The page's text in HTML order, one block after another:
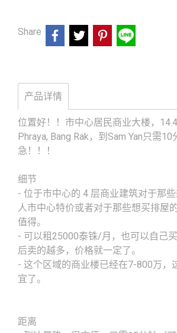
Share
产品详情
位置好！！市中心居民商业大楼，
Phraya, Bang Rak，到Sam Yan只需10
急！！！
细节
- 位于市中心的 4 层商业建筑对于那
人市中心特价或者对于那些想买排屋
值得。
- 可以租25000泰铢/月，也可以自己
后卖的越多，价格就一定了。
- 这个区域的商业楼已经在7-800万，
宜了。
距离